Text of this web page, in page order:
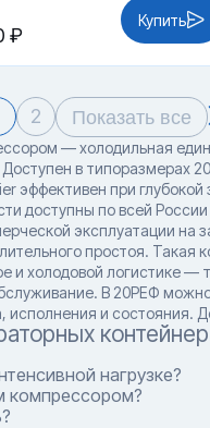
₽
Купить
2 Показать все
— холодильная
в типоразмерах
эффективен при
доступны по всей
эксплуатации
простоя. Такая
холодовой логистике —
В 20РЕФ
и состояния.
нагрузке?
компрессором?